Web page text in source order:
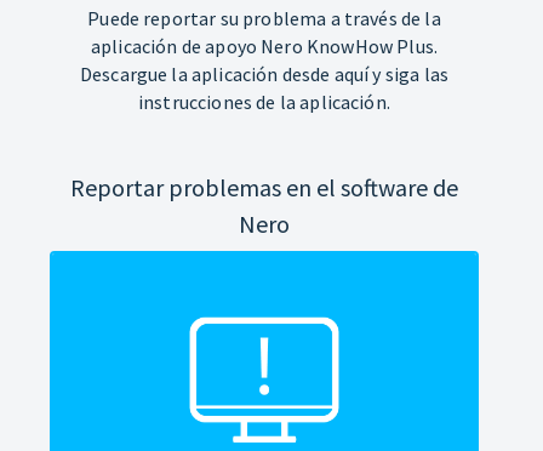
Puede reportar su problema a través de la
aplicación de apoyo Nero KnowHow Plus.
Descargue la aplicación desde aquí y siga las
instrucciones de la aplicación.
Reportar problemas en el software de
Nero